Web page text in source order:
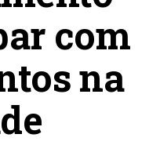
com
na